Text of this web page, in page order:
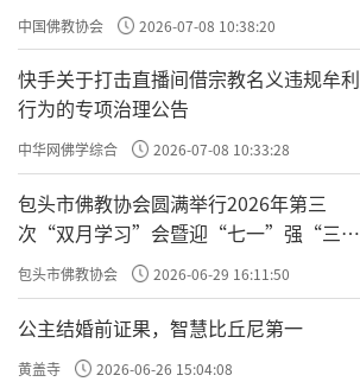
中国佛教协会 2026-07-08 10:38:20
快手关于打击直播间借宗教名义违规牟利
行为的专项治理公告
中华网佛学综合 2026-07-08 10:33:28
包头市佛教协会圆满举行2026年第三
次“双月学习”会暨迎“七一”强“三
爱”主题书画笔会
包头市佛教协会 2026-06-29 16:11:50
公主结婚前证果，智慧比丘尼第一
黄盖寺 2026-06-26 15:04:08